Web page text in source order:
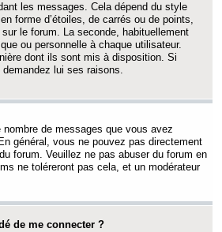
les messages. Cela dépend du style
forme d’étoiles, de carrés ou de points,
le forum. La seconde, habituellement
ou personnelle à chaque utilisateur.
dont ils sont mis à disposition. Si
lui ses raisons.
de messages que vous avez
général, vous ne pouvez pas directement
forum. Veuillez ne pas abuser du forum en
ne toléreront pas cela, et un modérateur
de me connecter ?